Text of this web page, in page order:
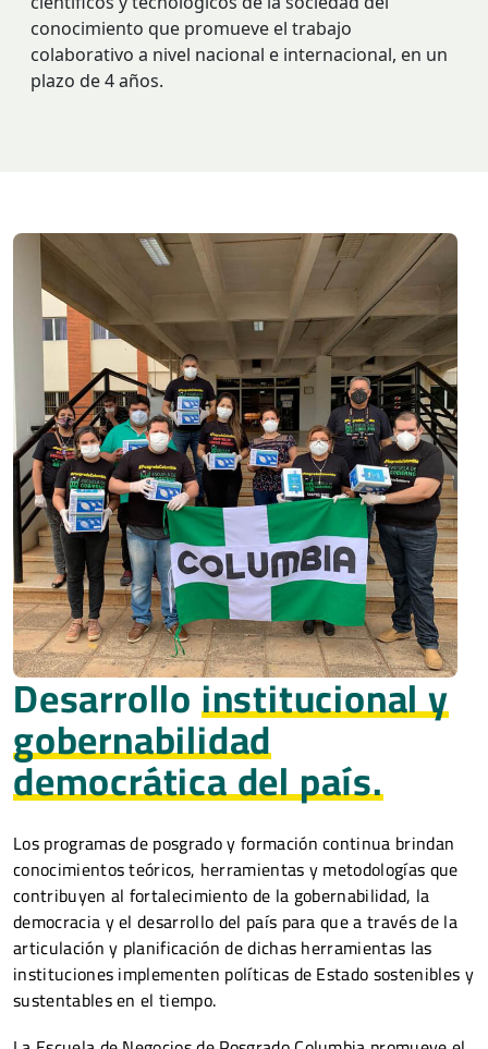
conocimiento que promueve el trabajo
colaborativo a nivel nacional e internacional, en un
plazo de 4 años.
Desarrolloinstitucional y
gobernabilidad
democrática del país.
Los programas de posgrado y formación continua brindan
conocimientos teóricos, herramientas y metodologías que
contribuyen al fortalecimiento de la gobernabilidad, la
democracia y el desarrollo del país para que a través de la
articulación y planificación de dichas herramientas las
instituciones implementen políticas de Estado sostenibles y
sustentables en el tiempo.